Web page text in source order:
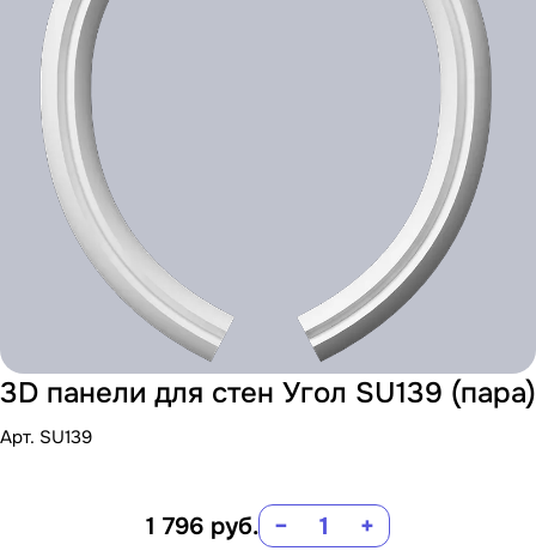
3D панели для стен Угол SU139 (пара)
Арт. SU139
1 796 руб. − +